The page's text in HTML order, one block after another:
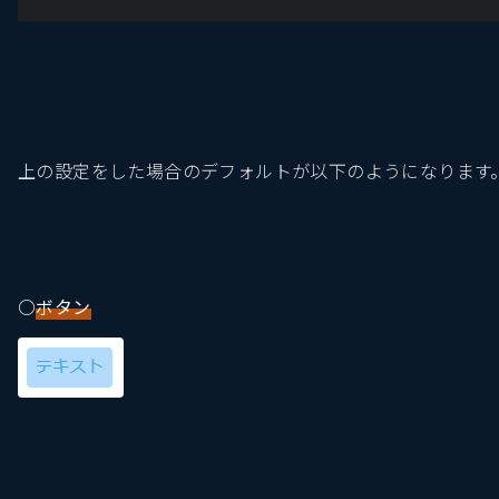
上の設定をした場合のデフォルトが以下のようになります
〇ボタン